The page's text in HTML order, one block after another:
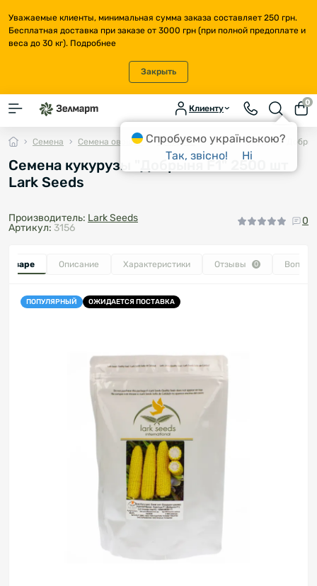
Уважаемые клиенты, минимальная сумма заказа составляет 250 грн.
Бесплатная доставка при заказе от 3000 грн (при полной предоплате и
веса до 30 кг). Подробнее
Закрыть
Клиенту
0
Семена Семена овощей Кукуруза Семена кукурузы
Семена кукурузы "Добрыня F1" 2500 шт
Lark Seeds
Производитель: Lark Seeds
Артикул: 3156
0
товаре Описание Характеристики Отзывы 0
ПОПУЛЯРНЫЙ ОЖИДАЕТСЯ ПОСТАВКА
Спробуємо українською?
Так, звісно!
Ні